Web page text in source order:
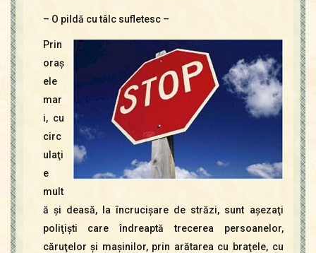
– O pildă cu tâlc sufletesc –
Prin
oraş
ele
mar
i, cu
circ
ulaţi
e
mult
ă şi deasă, la încrucişare de străzi, sunt aşezaţi
poliţişti care îndreaptă trecerea persoanelor,
căruţelor şi maşinilor, prin arătarea cu braţele, cu